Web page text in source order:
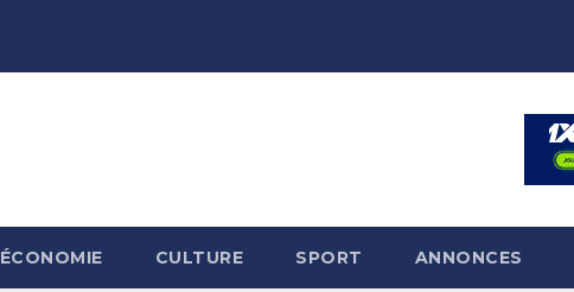
ÉCONOMIE CULTURE SPORT ANNONCES